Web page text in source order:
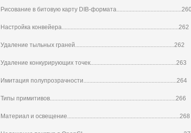
Рисование в битовую карту DIB-формата............................................260
Настройка конвейера...............................................................................262
Удаление тыльных граней...................................................................262
Удаление конкурирующих точек..........................................................263
Имитация полупрозрачности...............................................................264
Типы примитивов.....................................................................................266
Материал и освещение............................................................................268